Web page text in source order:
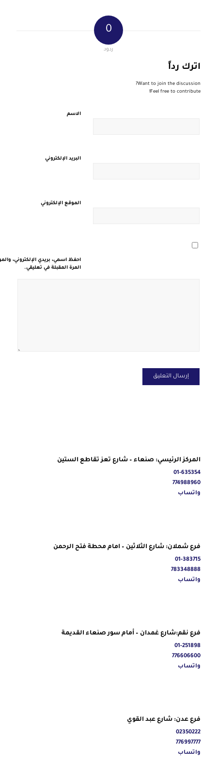
0
ردود
اترك رداً
Want to join the discussion?
Feel free to contribute!
الاسم
البريد الإلكتروني
الموقع الإلكتروني
احفظ اسمي، بريدي الإلكتروني،
المرة المقبلة في تعليقي.
المركز الرئيسي: صنعاء – شارع تعز تقاطع الستين
01-635354
774988960
واتساب
فرع شملان: شارع الثلاثين – امام محطة فتح الرحمن
01-383715
783348888
واتساب
فرع نقم:شارع غمدان – أمام سور صنعاء القديمة
01-251898
776606600
واتساب
فرع عدن: شارع عبد القوي
02350222
776997777
واتساب